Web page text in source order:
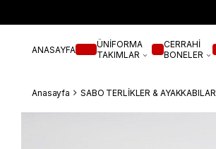
ANASAYFA
ÜNİFORMA
TAKIMLAR
CERRAHİ
BONELER
Anasayfa SABO TERLİKLER & AYAKKABILAR